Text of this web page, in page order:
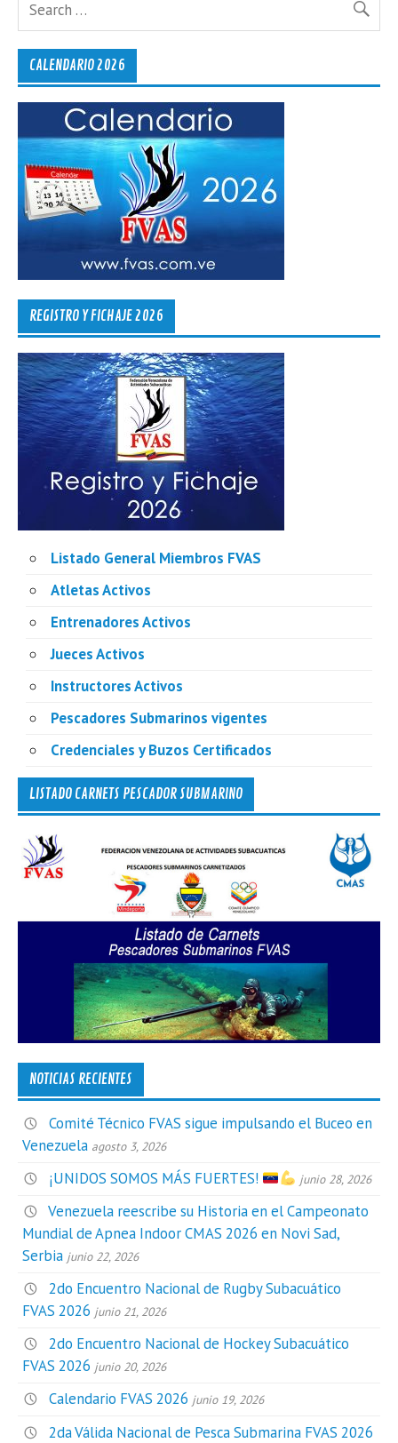
CALENDARIO 2026
REGISTRO Y FICHAJE 2026
Listado General Miembros FVAS
Atletas Activos
Entrenadores Activos
Jueces Activos
Instructores Activos
Pescadores Submarinos vigentes
Credenciales y Buzos Certificados
LISTADO CARNETS PESCADOR SUBMARINO
NOTICIAS RECIENTES
Comité Técnico FVAS sigue impulsando el Buceo en
Venezuela agosto 3, 2026
¡UNIDOS SOMOS MÁS FUERTES! junio 28, 2026
Venezuela reescribe su Historia en el Campeonato
Mundial de Apnea Indoor CMAS 2026 en Novi Sad,
Serbia junio 22, 2026
2do Encuentro Nacional de Rugby Subacuático
FVAS 2026 junio 21, 2026
2do Encuentro Nacional de Hockey Subacuático
FVAS 2026 junio 20, 2026
Calendario FVAS 2026 junio 19, 2026
2da Válida Nacional de Pesca Submarina FVAS 2026